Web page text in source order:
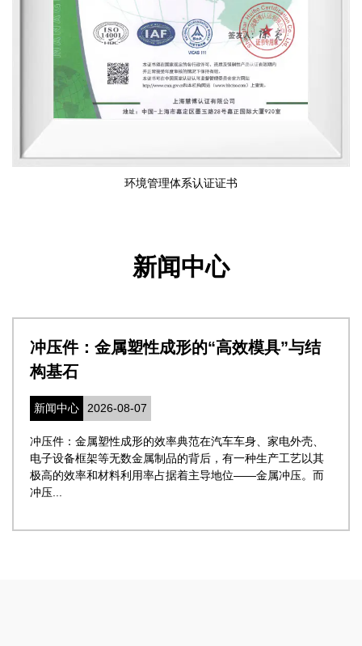
环境管理体系认证证书
新闻中心
冲压件：金属塑性成形的“高效模具”与结
构基石
新闻中心 2026-08-07
冲压件：金属塑性成形的效率典范在汽车车身、家电外壳、
电子设备框架等无数金属制品的背后，有一种生产工艺以其
极高的效率和材料利用率占据着主导地位——金属冲压。而
冲压...